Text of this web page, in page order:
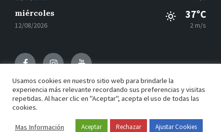
miércoles
12/08/2026
37°C
2 m/s
FacebookInstagramYoutube
© 2021 Motilla del Palancar - Desarrollado por Grupo
Usamos cookies en nuestro sitio web para brindarle la
experiencia más relevante recordando sus preferencias y visitas
repetidas. Al hacer clic en "Aceptar", acepta el uso de todas las
cookies.
Mas Información Aceptar Rechazar Ajustar Cookies